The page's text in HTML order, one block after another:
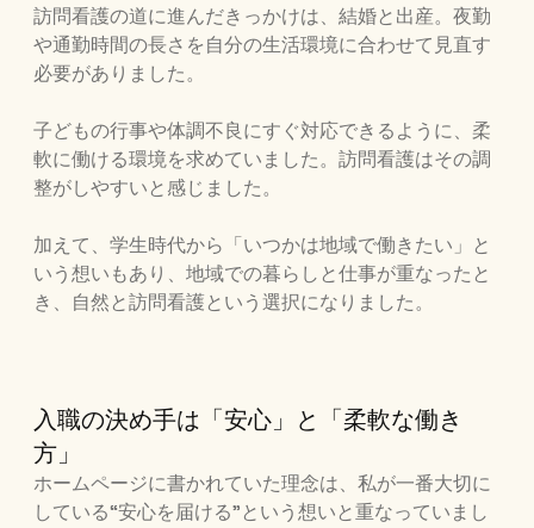
訪問看護の道に進んだきっかけは、結婚と出産。夜勤
や通勤時間の長さを自分の生活環境に合わせて見直す
必要がありました。
子どもの行事や体調不良にすぐ対応できるように、柔
軟に働ける環境を求めていました。訪問看護はその調
整がしやすいと感じました。
加えて、学生時代から「いつかは地域で働きたい」と
いう想いもあり、地域での暮らしと仕事が重なったと
き、自然と訪問看護という選択になりました。
入職の決め手は「安心」と「柔軟な働き
方」
ホームページに書かれていた理念は、私が一番大切に
している“安心を届ける”という想いと重なっていまし